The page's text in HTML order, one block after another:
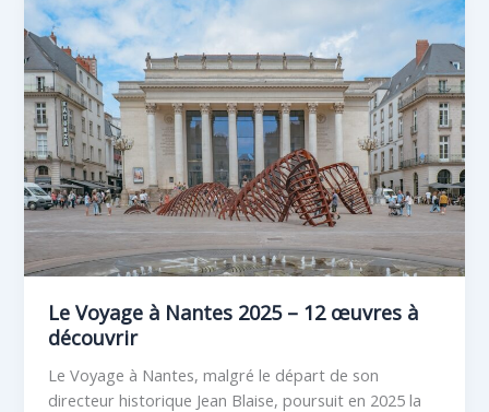
Le Voyage à Nantes 2025 – 12 œuvres à
découvrir
Le Voyage à Nantes, malgré le départ de son
directeur historique Jean Blaise, poursuit en 2025 la